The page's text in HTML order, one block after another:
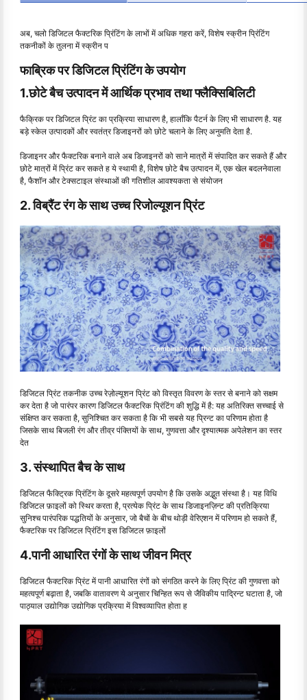
अब, चलो डिजिटल फैक्टरिक प्रिंटिंग के लाभों में अधिक गहरा करें, विशेष स्क्रीन प्रिंटिंग
तकनीकों के तुलना में स्क्रीन प
फाब्रिक पर डिजिटल प्रिंटिंग के उपयोग
1.छोटे बैच उत्पादन में आर्थिक प्रभाव तथा फ्लैक्सिबिलिटी
फैक्रिक पर डिजिटल प्रिंट का प्रक्रिया साधारण है, हालाँकि पैटर्न के लिए भी साधारण है. यह
बड़े स्केल उत्पादकों और स्वतंत्र डिजाइनरों को छोटे चलाने के लिए अनुमति देता है.
डिजाइनर और फैक्टरिक बनाने वाले अब डिजाइनरों को साने मात्रों में संपादित कर सकते हैं और
छोटे मात्रों में प्रिंट कर सकते ह ये स्थायी है, विशेष छोटे बैच उत्पादन में, एक खेल बदलनेवाला
है, फैशॉन और टेक्सटाइल संस्थाओं की गतिशील आवश्यकता से संयोजन
2. विब्रैंट रंग के साथ उच्च रिजोल्यूशन प्रिंट
डिजिटल प्रिंट तकनीक उच्च रेज़ोल्यूशन प्रिंट को विस्तृत विवरण के स्तर से बनाने को सक्षम
कर देता है जो पारंपर कारण डिजिटल फैक्टरिक प्रिंटिंग की शुद्धि में है: यह अतिरिक्त सच्चाई से
संक्षिप्त कर सकता है, सुनिश्चित कर सकता है कि भी सबसे यह प्रिन्ट का परिणाम होता है
जिसके साथ बिजली रंग और तीव्र पंक्तियों के साथ, गुणवत्ता और दृश्यात्मक अपेलेशन का स्तर
देत
3. संस्थापित बैच के साथ
डिजिटल फैक्ट्रिक प्रिंटिंग के दूसरे महत्वपूर्ण उपयोग है कि उसके अद्भुत संस्था है। यह विधि
डिजिटल फ़ाइलों को स्थिर करता है, प्रत्येक प्रिंट के साथ डिजाइनज़िन्ट की प्रतिक्रिया
सुनिश्च पारंपरिक पद्धतियों के अनुसार, जो बैचों के बीच थोड़ी वेरिएशन में परिणाम हो सकते हैं,
फैक्टरिक पर डिजिटल प्रिंटिंग इस डिजिटल फ़ाइलों
4.पानी आधारित रंगों के साथ जीवन मित्र
डिजिटल फैक्टरिक प्रिंट में पानी आधारित रंगों को संगठित करने के लिए प्रिंट की गुणवत्ता को
महत्वपूर्ण बढ़ाता है, जबकि वातावरण ये अनुसार चिन्हित रूप से जैविकीय पाद्रिन्ट घटाता है, जो
पाठ्याल उद्योगिक उद्योगिक प्रक्रिया में विश्वव्यापित होता ह